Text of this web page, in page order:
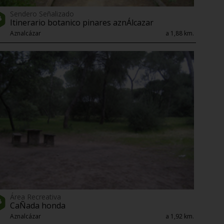
Sendero Señalizado
Itinerario botanico pinares aznÁlcazar
Aznalcázar a 1,88 km.
Área Recreativa
CaÑada honda
Aznalcázar a 1,92 km.